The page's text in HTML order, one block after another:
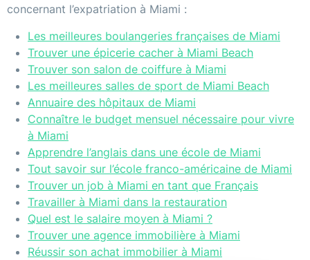
concernant l’expatriation à Miami :
Les meilleures boulangeries françaises de Miami
Trouver une épicerie cacher à Miami Beach
Trouver son salon de coiffure à Miami
Les meilleures salles de sport de Miami Beach
Annuaire des hôpitaux de Miami
Connaître le budget mensuel nécessaire pour vivre
à Miami
Apprendre l’anglais dans une école de Miami
Tout savoir sur l’école franco-américaine de Miami
Trouver un job à Miami en tant que Français
Travailler à Miami dans la restauration
Quel est le salaire moyen à Miami ?
Trouver une agence immobilière à Miami
Réussir son achat immobilier à Miami